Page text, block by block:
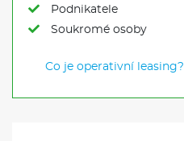
Podnikatele
Soukromé osoby
Co je operativní leasing?